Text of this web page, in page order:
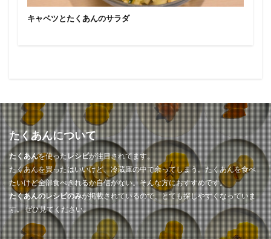
キャベツとたくあんのサラダ
たくあんについて
たくあんを使ったレシピが注目されてます。
たくあんを買ったはいいけど、冷蔵庫の中で余ってしまう。たくあんを食べ
たいけど全部食べきれるか自信がない。そんな方におすすめです。
たくあんのレシピのみが掲載されているので、とても探しやすくなっていま
す。 ぜひ見てください。